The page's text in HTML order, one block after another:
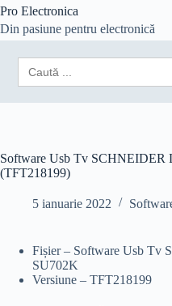
Sari
conținut
Pro Electronica
Din pasiune pentru electronică
Search
for:
Software Usb Tv SCHNEIDER
(TFT218199)
5 ianuarie 2022
Fișier – Software Usb Tv
SU702K
Versiune – TFT218199